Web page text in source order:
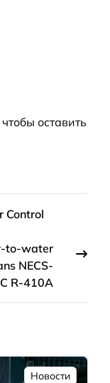
чтобы оставить
Control
to-water
NECS-
R-410A
Новости